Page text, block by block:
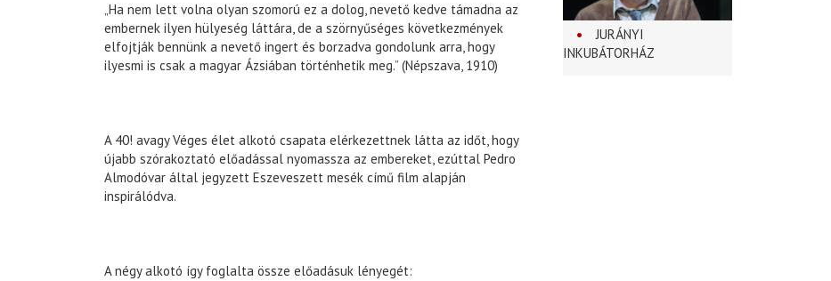
„Ha nem lett volna olyan szomorú ez a dolog, nevető kedve támadna az
embernek ilyen hülyeség láttára, de a szörnyűséges következmények
elfojtják bennünk a nevető ingert és borzadva gondolunk arra, hogy
ilyesmi is csak a magyar Ázsiában történhetik meg.” (Népszava, 1910)
A 40! avagy Véges élet alkotó csapata elérkezettnek látta az időt, hogy
újabb szórakoztató előadással nyomassza az embereket, ezúttal Pedro
Almodóvar által jegyzett Eszeveszett mesék című film alapján
inspirálódva.
A négy alkotó így foglalta össze előadásuk lényegét:
JURÁNYI
INKUBÁTORHÁZ